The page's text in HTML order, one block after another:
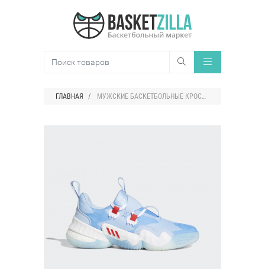
ГЛАВНАЯ МУЖСКИЕ БАСКЕТБОЛЬНЫЕ КРОССОВКИ ADIDAS TRAE YOUNG 1